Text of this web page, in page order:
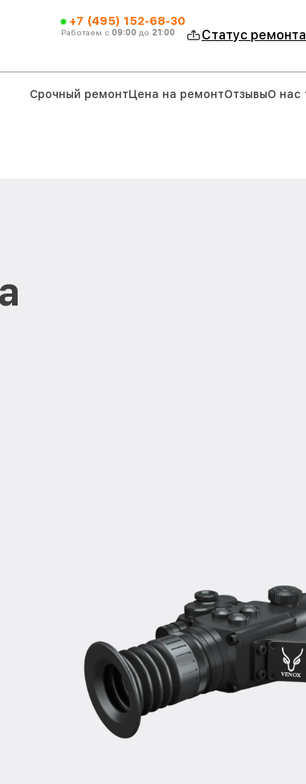
+7 (495) 152-68-30
Работаем с 09:00 до 21:00 Статус ремонта
Срочный ремонтЦена на ремонтОтзывыО нас